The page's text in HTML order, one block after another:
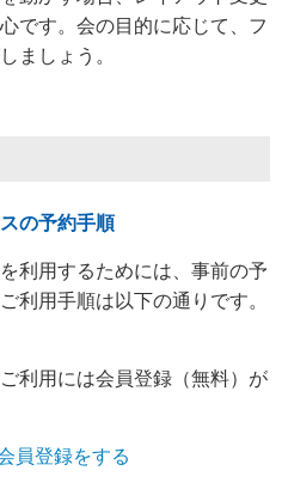
です。会の目的に応じて、フ
ましょう。
の予約手順
利用するためには、事前の予
利用手順は以下の通りです。
利用には会員登録（無料）が
員登録をする